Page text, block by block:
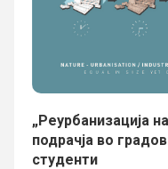
„Реурбанизација
подрачја во
студенти